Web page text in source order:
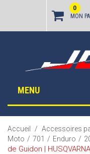
MON
0
MENU
Accueil / Accessoires
Moto / 701 / Enduro /
de Guidon | HUSQVARNA